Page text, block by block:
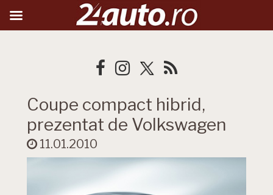
Coupe compact hibrid,
prezentat de Volkswagen
11.01.2010